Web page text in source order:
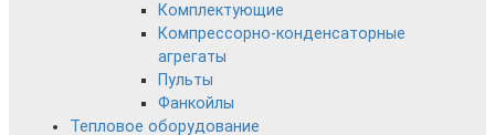
Комплектующие
Компрессорно-конденсаторные
агрегаты
Пульты
Фанкойлы
Тепловое оборудование